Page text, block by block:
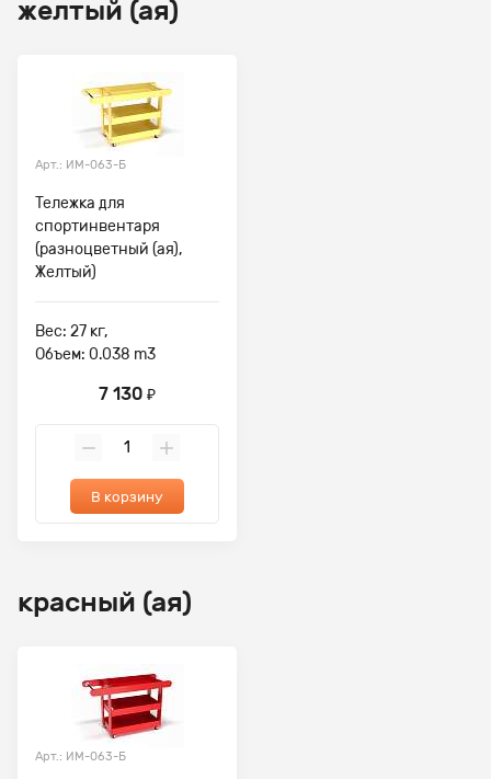
желтый (ая)
Арт.: ИМ-063-Б
Тележка для
спортинвентаря
(разноцветный (ая),
Желтый)
Вес: 27 кг,
Объем: 0.038 m3
7 130 ₽
В корзину
красный (ая)
Арт.: ИМ-063-Б